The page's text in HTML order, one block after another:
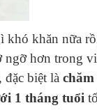
khó khăn nữa
ngỡ hơn trong
đặc biệt là chăm
1 tháng tuổi